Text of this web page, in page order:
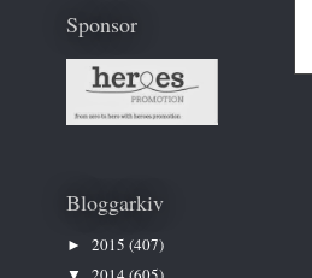
Sponsor
Bloggarkiv
► 2015 (407)